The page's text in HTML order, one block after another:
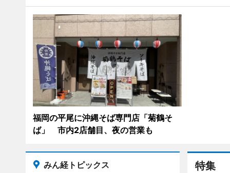
福岡の平尾に沖縄そば専門店「菊鶴そ
ば」 市内2店舗目、夜の営業も
特集
みん経トピックス